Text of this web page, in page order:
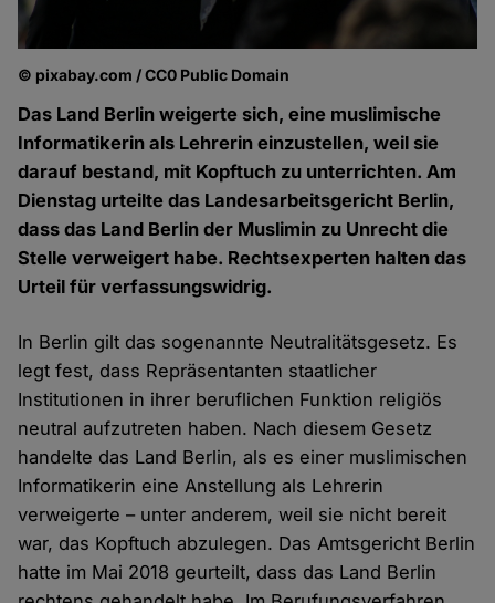
© pixabay.com / CC0 Public Domain
Das Land Berlin weigerte sich, eine muslimische
Informatikerin als Lehrerin einzustellen, weil sie
darauf bestand, mit Kopftuch zu unterrichten. Am
Dienstag urteilte das Landesarbeitsgericht Berlin,
dass das Land Berlin der Muslimin zu Unrecht die
Stelle verweigert habe. Rechtsexperten halten das
Urteil für verfassungswidrig.
In Berlin gilt das sogenannte Neutralitätsgesetz. Es
legt fest, dass Repräsentanten staatlicher
Institutionen in ihrer beruflichen Funktion religiös
neutral aufzutreten haben. Nach diesem Gesetz
handelte das Land Berlin, als es einer muslimischen
Informatikerin eine Anstellung als Lehrerin
verweigerte – unter anderem, weil sie nicht bereit
war, das Kopftuch abzulegen. Das Amtsgericht Berlin
hatte im Mai 2018 geurteilt, dass das Land Berlin